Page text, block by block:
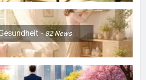
82News